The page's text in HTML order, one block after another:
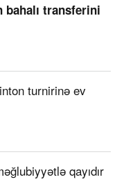
transferini
turnirinə ev
qayıdır